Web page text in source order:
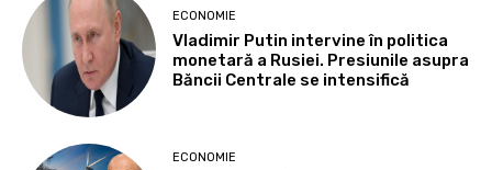
ECONOMIE
Vladimir Putin intervine în politica
monetară a Rusiei. Presiunile asupra
Băncii Centrale se intensifică
ECONOMIE